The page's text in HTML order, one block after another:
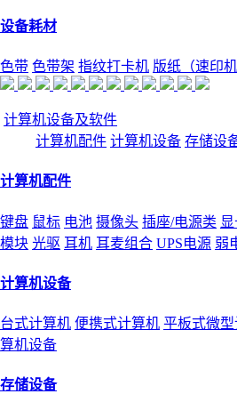
设备耗材
色带 色带架 指纹打卡机 版纸（速印机
计算机设备及软件
计算机配件 计算机设备 存储设
计算机配件
键盘 鼠标 电池 摄像头 插座/电源类
模块 光驱 耳机 耳麦组合 UPS电源 弱
计算机设备
台式计算机 便携式计算机 平板式微
算机设备
存储设备